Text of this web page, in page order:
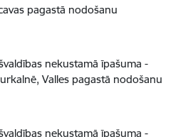
pagastā nodošanu
nekustamā īpašuma -
Valles pagastā nodošanu
nekustamā īpašuma -